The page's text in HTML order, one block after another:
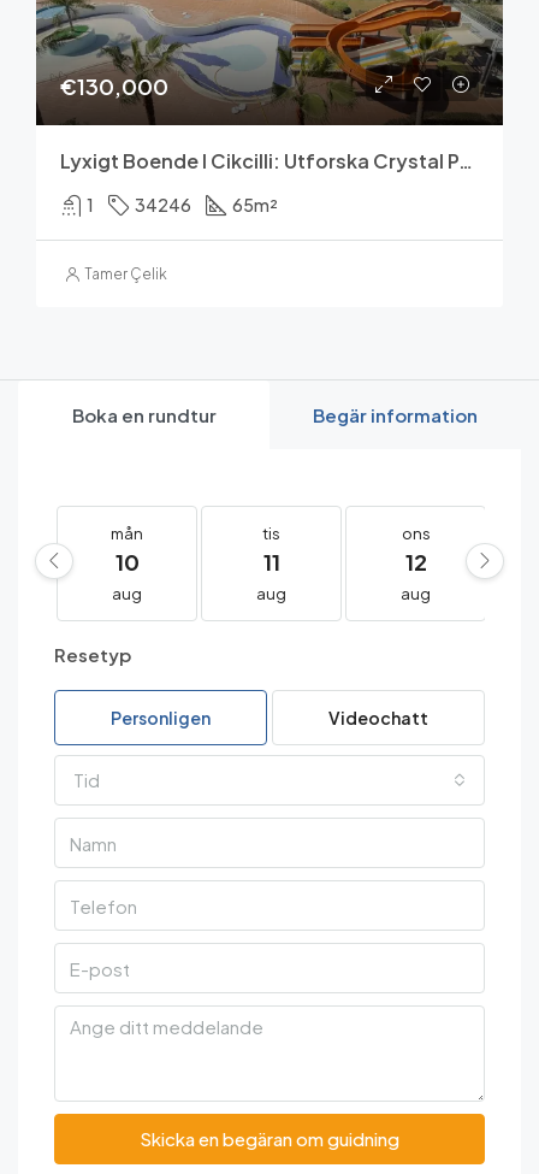
€130,000
Lyxigt Boende I Cikcilli: Utforska Crystal Park Residence
1 34246 65m²
Tamer Çelik
Boka en rundtur Begär information
mån
10
aug
tis
11
aug
ons
12
aug
Resetyp
Personligen Videochatt
Tid
Skicka en begäran om guidning